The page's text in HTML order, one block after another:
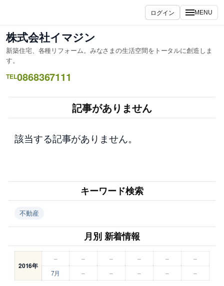
を
ス
キ
ッ
プ
ログイン MENU
株式会社イマジン
新築住宅、各種リフォーム。みなさまの生活空間をトータルに創造しま
す。
TEL0868367111
記事がありません
該当する記事がありません。
キーワード検索
不動産
月別 新着情報
2016年
– – – – –
–
7月
– – – – –